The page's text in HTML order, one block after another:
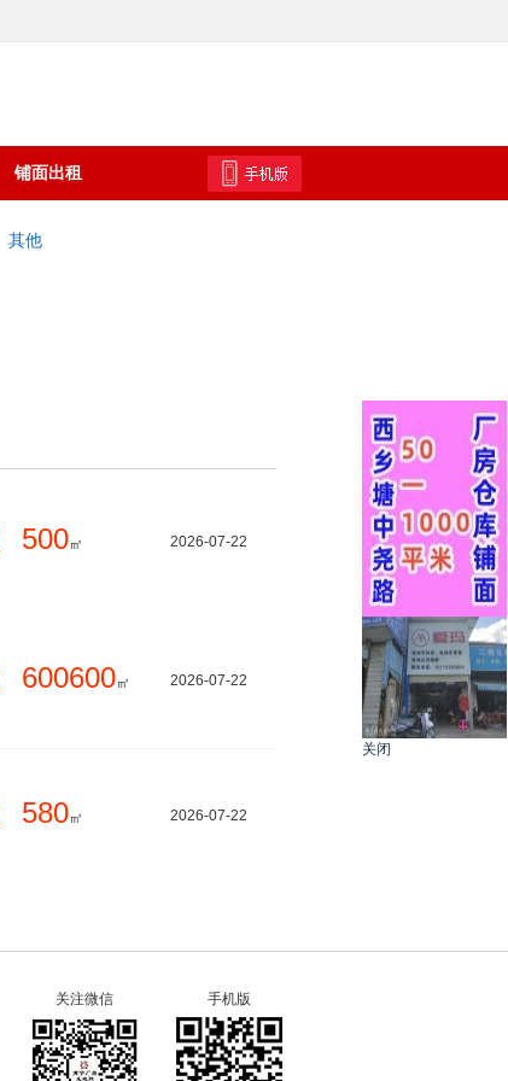
铺面出租
其他
500㎡ 2026-07-22
600600㎡ 2026-07-22
580㎡ 2026-07-22
关注微信 手机版
关闭